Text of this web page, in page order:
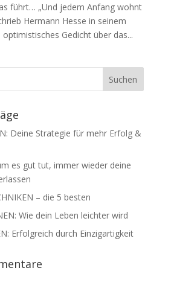
führt… „Und jedem Anfang wohnt
Hermann Hesse in seinem
optimistisches Gedicht über das...
Deine Strategie für mehr Erfolg &
es gut tut, immer wieder deine
– die 5 besten
Wie dein Leben leichter wird
Erfolgreich durch Einzigartigkeit